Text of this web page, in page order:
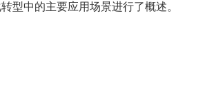
型中的主要应用场景进行了概述。